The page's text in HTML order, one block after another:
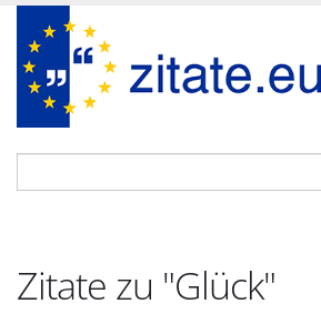
Zitate zu "Glück"